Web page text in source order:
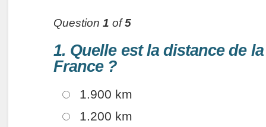
Question 1 of5
1. Quelle est la distance de
France ?
1.900 km
1.200 km